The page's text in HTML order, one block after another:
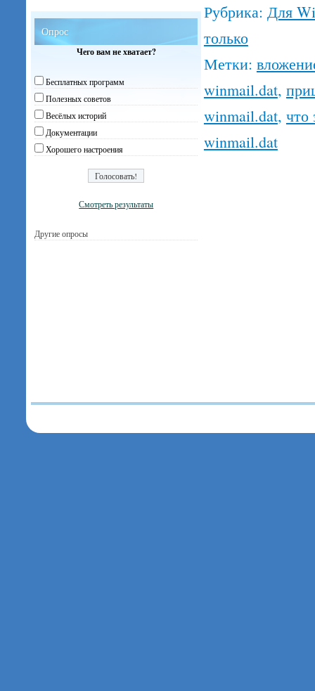
Рубрика: Для
только
Метки:
winmail.dat,
winmail.dat, что
winmail.dat
Опрос
Чего вам не хватает?
Бесплатных программ
Полезных советов
Весёлых историй
Документации
Хорошего настроения
Смотреть результаты
Другие опросы